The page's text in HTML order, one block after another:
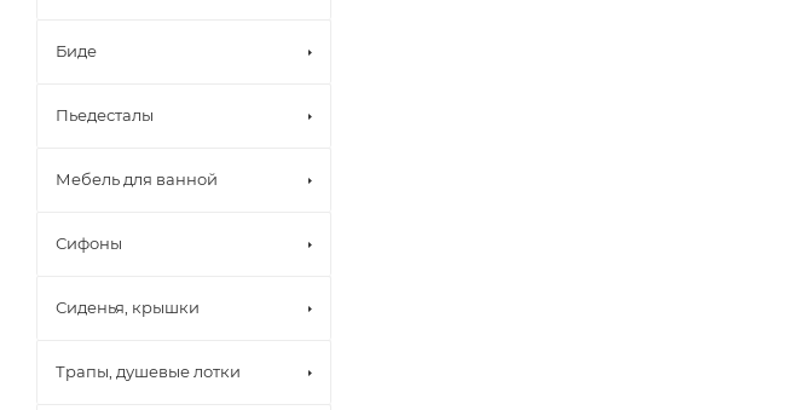
Биде
Пьедесталы
Мебель для ванной
Сифоны
Сиденья, крышки
Трапы, душевые лотки